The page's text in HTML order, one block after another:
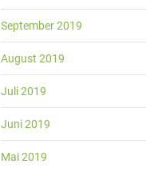
September 2019
August 2019
Juli 2019
Juni 2019
Mai 2019